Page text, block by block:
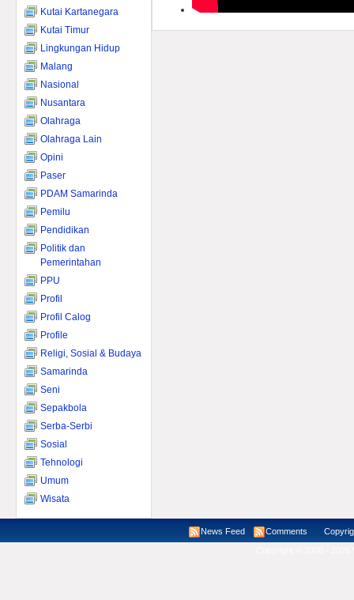
Kutai Kartanegara
Kutai Timur
Lingkungan Hidup
Malang
Nasional
Nusantara
Olahraga
Olahraga Lain
Opini
Paser
PDAM Samarinda
Pemilu
Pendidikan
Politik dan
Pemerintahan
PPU
Profil
Profil Calog
Profile
Religi, Sosial & Budaya
Samarinda
Seni
Sepakbola
Serba-Serbi
Sosial
Tehnologi
Umum
Wisata
News Feed Comments Copyright